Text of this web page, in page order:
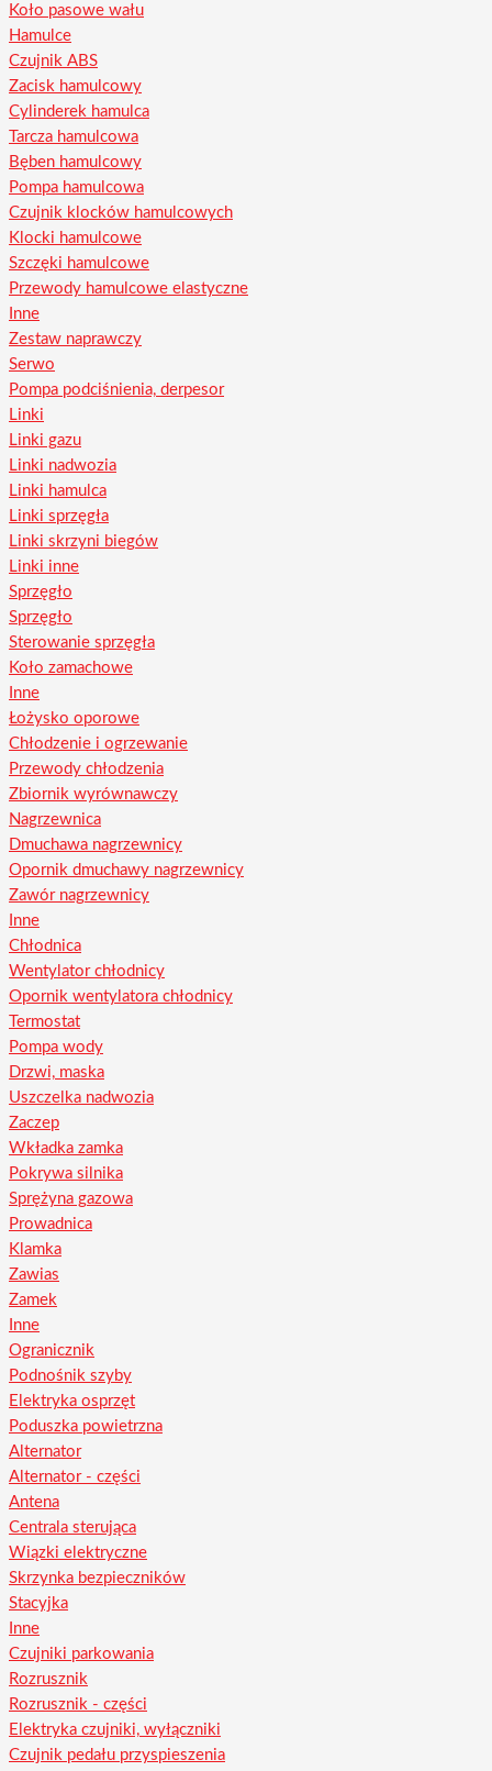
Koło pasowe wału
Hamulce
Czujnik ABS
Zacisk hamulcowy
Cylinderek hamulca
Tarcza hamulcowa
Bęben hamulcowy
Pompa hamulcowa
Czujnik klocków hamulcowych
Klocki hamulcowe
Szczęki hamulcowe
Przewody hamulcowe elastyczne
Inne
Zestaw naprawczy
Serwo
Pompa podciśnienia, derpesor
Linki
Linki gazu
Linki nadwozia
Linki hamulca
Linki sprzęgła
Linki skrzyni biegów
Linki inne
Sprzęgło
Sprzęgło
Sterowanie sprzęgła
Koło zamachowe
Inne
Łożysko oporowe
Chłodzenie i ogrzewanie
Przewody chłodzenia
Zbiornik wyrównawczy
Nagrzewnica
Dmuchawa nagrzewnicy
Opornik dmuchawy nagrzewnicy
Zawór nagrzewnicy
Inne
Chłodnica
Wentylator chłodnicy
Opornik wentylatora chłodnicy
Termostat
Pompa wody
Drzwi, maska
Uszczelka nadwozia
Zaczep
Wkładka zamka
Pokrywa silnika
Sprężyna gazowa
Prowadnica
Klamka
Zawias
Zamek
Inne
Ogranicznik
Podnośnik szyby
Elektryka osprzęt
Poduszka powietrzna
Alternator
Alternator - części
Antena
Centrala sterująca
Wiązki elektryczne
Skrzynka bezpieczników
Stacyjka
Inne
Czujniki parkowania
Rozrusznik
Rozrusznik - części
Elektryka czujniki, wyłączniki
Czujnik pedału przyspieszenia